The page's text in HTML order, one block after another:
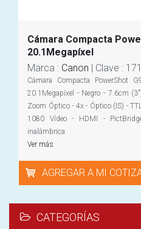
Cámara Compacta
20.1Megapíxel
Marca : Canon | Clave :
Cámara Compacta PowerShot
20.1Megapíxel - Negro - 7.6cm
Zoom Óptico - 4x - Óptico (IS) -
1080 Vídeo - HDMI -
inalámbrica
Ver más
AGREGAR A MI
CATEGORÍAS